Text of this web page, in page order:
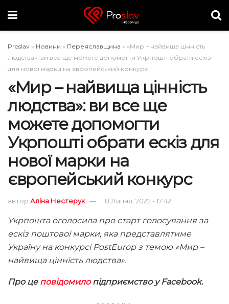
Proslav » Новини » Переяславщина » «Мир – найвища цінність
людства»: ви все ще можете допомогти Укрпошті обрати ескіз
для нової марки на європейський конкурс
«Мир – найвища цінність
людства»: ви все ще
можете допомогти
Укрпошті обрати ескіз для
нової марки на
європейський конкурс
автор Аліна Нестерук 18 Липня, 2022 - 17:42
Укрпошта оголосила простарт голосування за
ескіз поштової марки, яка представлятиме
Україну на конкурсі PostEurop з темою «Мир –
найвища цінність людства».
Про це повідомилопідприємство у Facebook.